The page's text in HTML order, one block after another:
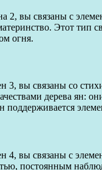
2, вы связаны с
Этот тип
огня.
3, вы связаны со
дерева ян:
поддерживается
4, вы связаны с
постоянным